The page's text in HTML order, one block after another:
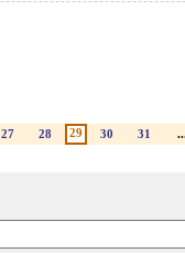
27 28 29 30 31